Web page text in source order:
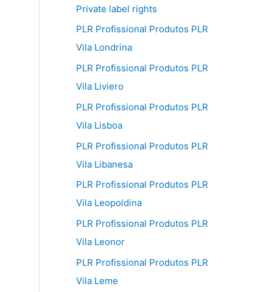
Private label rights
PLR Profissional Produtos PLR
Vila Londrina
PLR Profissional Produtos PLR
Vila Liviero
PLR Profissional Produtos PLR
Vila Lisboa
PLR Profissional Produtos PLR
Vila Libanesa
PLR Profissional Produtos PLR
Vila Leopoldina
PLR Profissional Produtos PLR
Vila Leonor
PLR Profissional Produtos PLR
Vila Leme